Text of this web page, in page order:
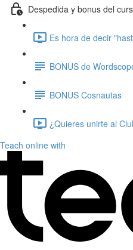
Despedida y bonus del
Es hora de decir
BONUS de
BONUS Cosnautas
¿Quieres unirte al
Teach online with